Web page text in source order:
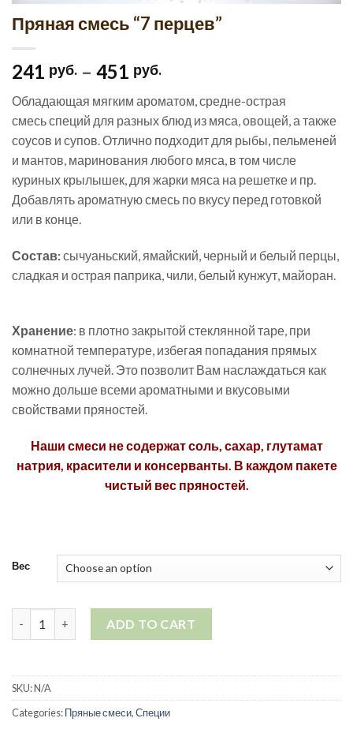
Пряная смесь “7 перцев”
241 руб. – 451 руб.
Обладающая мягким ароматом, средне-острая
смесь специй для разных блюд из мяса, овощей, а также
соусов и супов. Отлично подходит для рыбы, пельменей
и мантов, маринования любого мяса, в том числе
куриных крылышек, для жарки мяса на решетке и пр.
Добавлять ароматную смесь по вкусу перед готовкой
или в конце.
Состав:сычуаньский, ямайский, черный и белый перцы,
сладкая и острая паприка, чили, белый кунжут, майоран.
Хранение: в плотно закрытой стеклянной таре, при
комнатной температуре, избегая попадания прямых
солнечных лучей. Это позволит Вам наслаждаться как
можно дольше всеми ароматными и вкусовыми
свойствами пряностей.
Наши смеси не содержат соль, сахар, глутамат
натрия, красители и консерванты. В каждом пакете
чистый вес пряностей.
Вес
ADD TO CART
SKU:N/A
Categories:Пряные смеси,Специи